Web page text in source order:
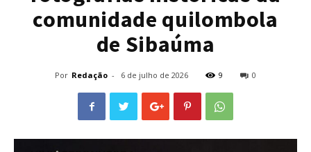
comunidade quilombola
de Sibaúma
Por Redação - 6 de julho de 2026 9 0